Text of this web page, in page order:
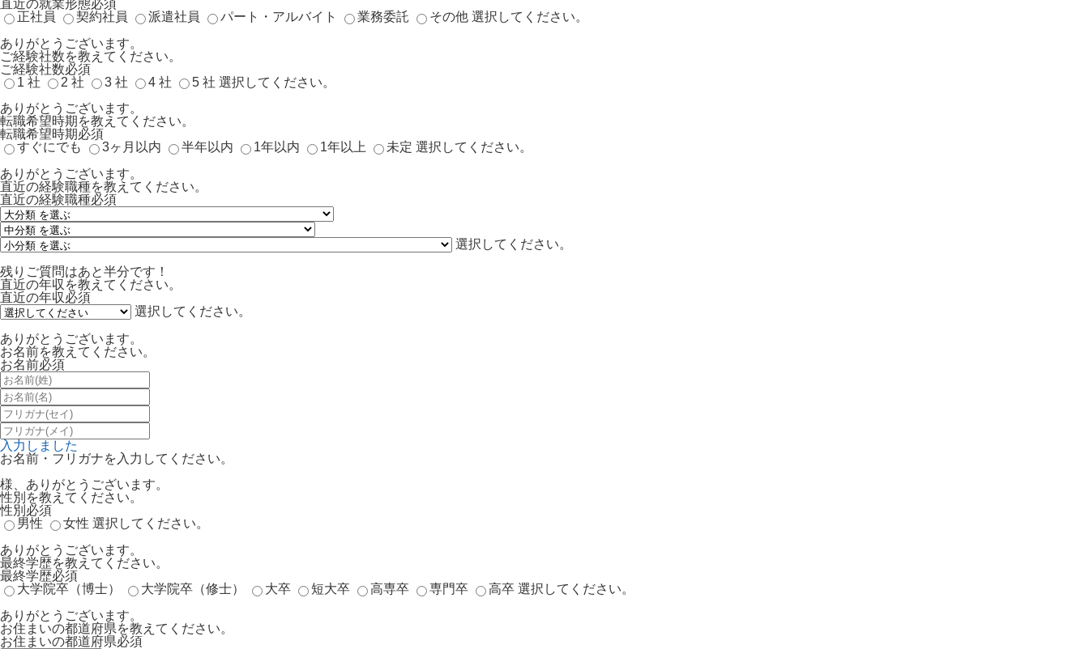
直近の就業形態必須
正社員
契約社員 派遣社員 パート・アルバイト 業務委託 その他 選択してください。
ありがとうございます。
ご経験社数を教えてください。
ご経験社数必須
1 社
2 社 3 社 4 社 5 社 選択してください。
ありがとうございます。
転職希望時期を教えてください。
転職希望時期必須
すぐにでも
3ヶ月以内 半年以内 1年以内 1年以上 未定 選択してください。
ありがとうございます。
直近の経験職種を教えてください。
直近の経験職種必須
選択してください。
残りご質問はあと半分です！
直近の年収を教えてください。
直近の年収必須
選択してください。
ありがとうございます。
お名前を教えてください。
お名前必須
入力しました
お名前・フリガナを入力してください。
様、ありがとうございます。
性別を教えてください。
性別 必須
男性
女性 選択してください。
ありがとうございます。
最終学歴を教えてください。
最終学歴必須
大学院卒（博士）
大学院卒（修士） 大卒 短大卒 高専卒 専門卒 高卒 選択してください。
ありがとうございます。
お住まいの都道府県を教えてください。
お住まいの都道府県必須